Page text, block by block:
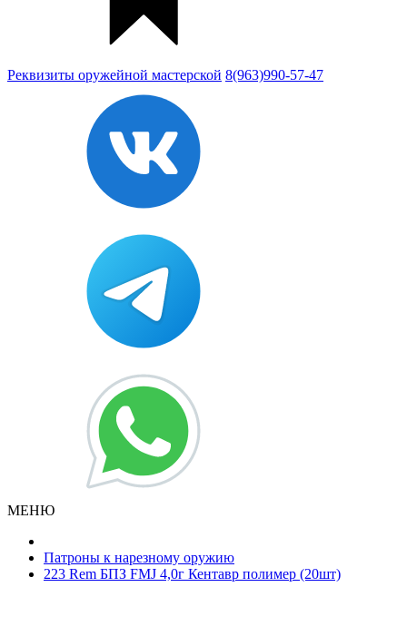
Реквизиты оружейной мастерской 8(963)990-57-47
МЕНЮ
Патроны к нарезному оружию
223 Rem БПЗ FMJ 4,0г Кентавр полимер (20шт)